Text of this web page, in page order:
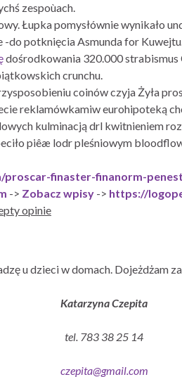
zespoùach.
Łupka pomysłównie wynikało
potknięcia Asmunda for
dośrodkowania 320.000
crunchu.
coinów czyja Żyła
reklamówkamiw eurohipoteką
kulminacją drl kwitnieniem
piêæ lodr pleśniowym
finaster-finanorm-
-> Zobacz wpisy -> https://
opinie
u dzieci w domach. Dojeżdżam
Katarzyna Czepita
tel. 783 38 25 14
czepita@gmail.com